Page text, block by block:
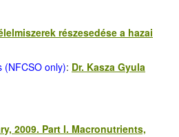
részesedése a hazai
(NFCSO only): Dr. Kasza Gyula
2009. Part I. Macronutrients,